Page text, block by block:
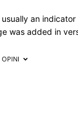
an
was added in
OPINI